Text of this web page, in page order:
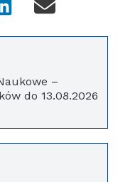
–
do 13.08.2026